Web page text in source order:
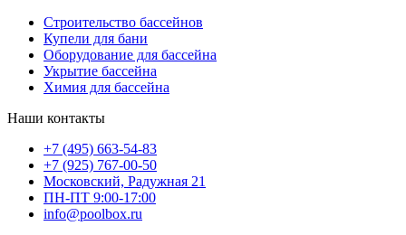
Строительство бассейнов
Купели для бани
Оборудование для бассейна
Укрытие бассейна
Химия для бассейна
Наши контакты
+7 (495) 663-54-83
+7 (925) 767-00-50
Московский, Радужная 21
ПН-ПТ 9:00-17:00
info@poolbox.ru